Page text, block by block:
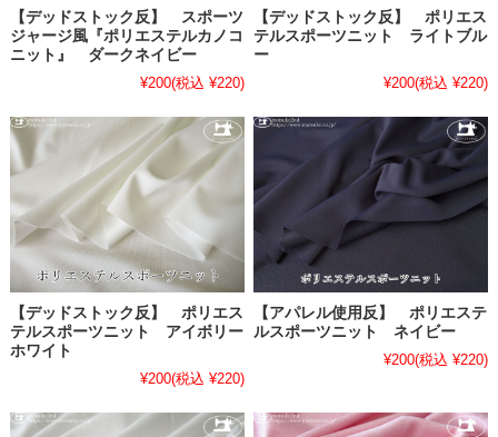
【デッドストック反】 スポーツ
ジャージ風『ポリエステルカノコ
ニット』 ダークネイビー
¥200(税込 ¥220)
【デッドストック反】 ポリエス
テルスポーツニット ライトブル
ー
¥200(税込 ¥220)
【デッドストック反】 ポリエス
テルスポーツニット アイボリー
ホワイト
¥200(税込 ¥220)
【アパレル使用反】 ポリエステ
ルスポーツニット ネイビー
¥200(税込 ¥220)